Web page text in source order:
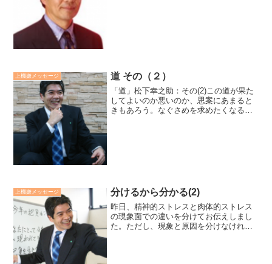
上機嫌メッセージ 道 その（２）
「道」松下幸之助：その(2)この道が果た
してよいのか悪いのか、思案にあまると
きもあろう。なぐさめを求めたくなると
上機嫌メッセージ 分けるから分かる(2)
昨日、精神的ストレスと肉体的ストレス
の現象面での違いを分けてお伝えしまし
た。ただし、現象と原因を分けなけれ